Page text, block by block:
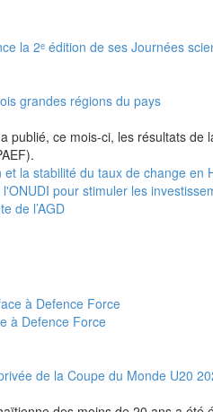
la 2ᵉ édition de ses Journées
grandes régions du pays
publié, ce mois-ci, les résultats de
et la stabilité du taux de change en
pour stimuler les
de l’AGD
à Defence Force
de la Coupe du Monde U20